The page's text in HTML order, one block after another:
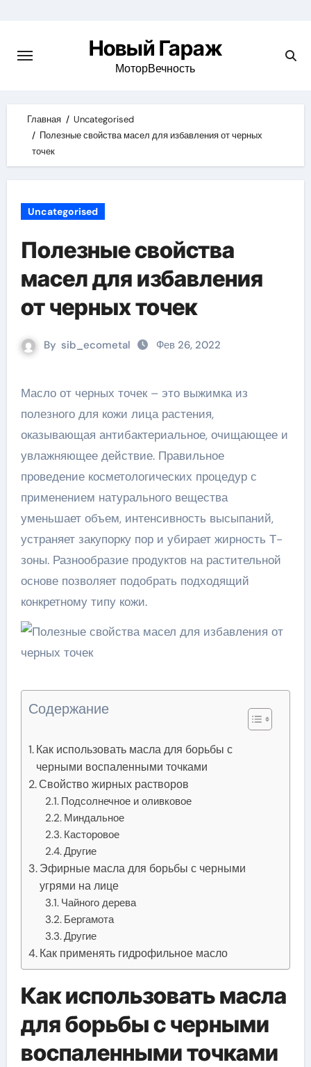
content
Новый Гараж
МоторВечность
Главная
Uncategorised
Полезные свойства масел для избавления от черных
точек
Uncategorised
Полезные свойства
масел для избавления
от черных точек
By sib_ecometal Фев 26, 2022
Масло от черных точек – это выжимка из
полезного для кожи лица растения,
оказывающая антибактериальное, очищающее и
увлажняющее действие. Правильное
проведение косметологических процедур с
применением натурального вещества
уменьшает объем, интенсивность высыпаний,
устраняет закупорку пор и убирает жирность Т-
зоны. Разнообразие продуктов на растительной
основе позволяет подобрать подходящий
конкретному типу кожи.
Содержание
Как использовать масла для борьбы с
черными воспаленными точками
Свойство жирных растворов
Подсолнечное и оливковое
Миндальное
Касторовое
Другие
Эфирные масла для борьбы с черными
угрями на лице
Чайного дерева
Бергамота
Другие
Как применять гидрофильное масло
Как использовать масла
для борьбы с черными
воспаленными точками